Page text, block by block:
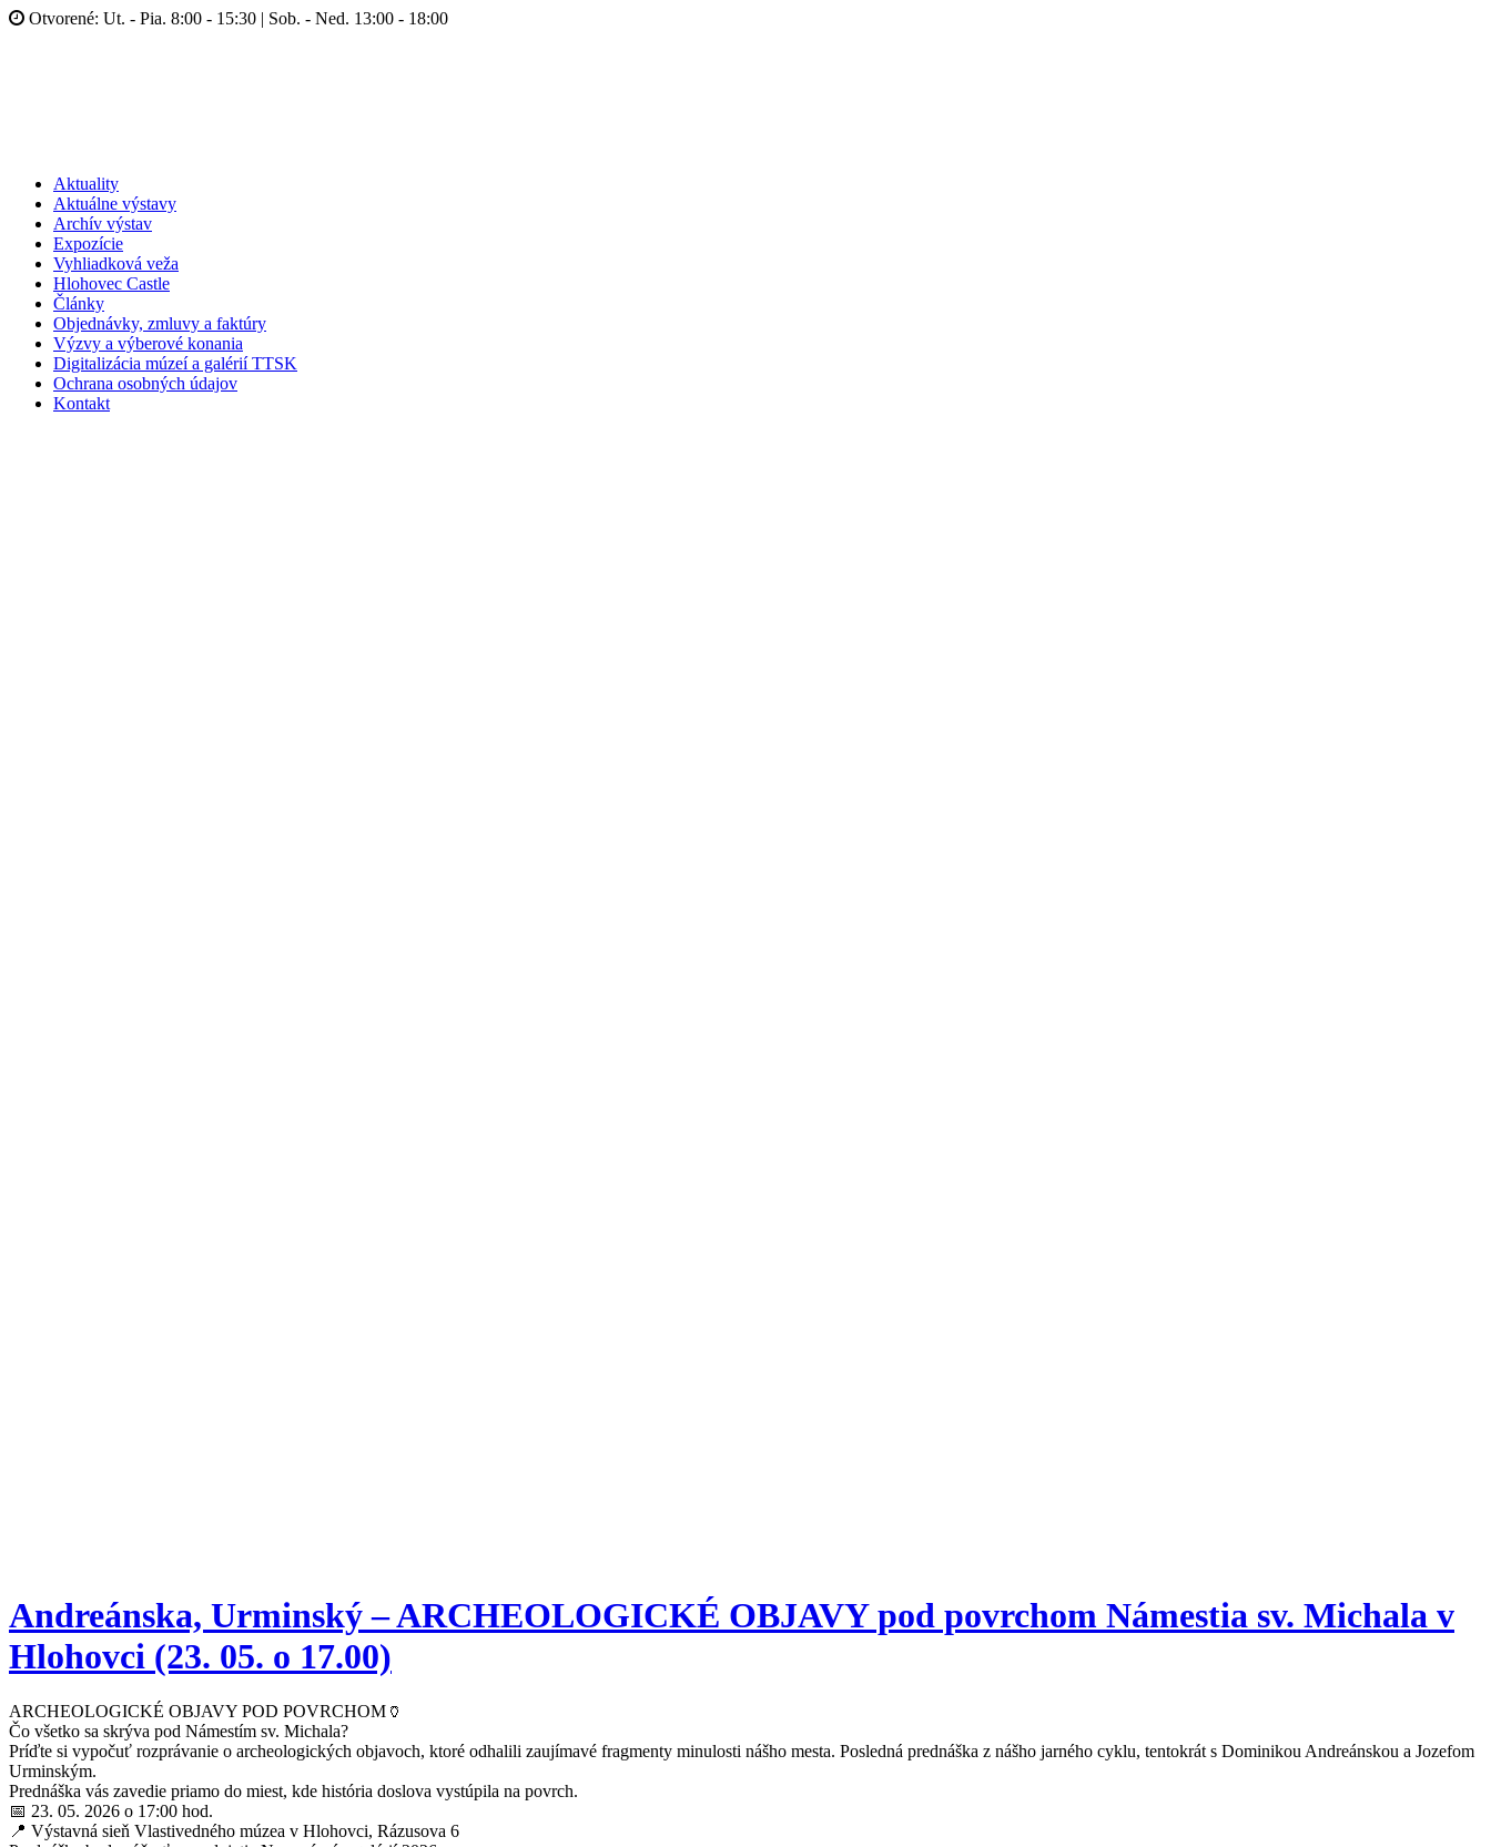
Otvorené: Ut. - Pia. 8:00 - 15:30 | Sob. - Ned. 13:00 - 18:00
Aktuality
Aktuálne výstavy
Archív výstav
Expozície
Vyhliadková veža
Hlohovec Castle
Články
Objednávky, zmluvy a faktúry
Výzvy a výberové konania
Digitalizácia múzeí a galérií TTSK
Ochrana osobných údajov
Kontakt
Andreánska, Urminský – ARCHEOLOGICKÉ OBJAVY pod povrchom Námestia sv. Michala v
Hlohovci (23. 05. o 17.00)
ARCHEOLOGICKÉ OBJAVY POD POVRCHOM🏺
Čo všetko sa skrýva pod Námestím sv. Michala?
Príďte si vypočuť rozprávanie o archeologických objavoch, ktoré odhalili zaujímavé fragmenty minulosti nášho mesta. Posledná prednáška z nášho jarného cyklu, tentokrát s Dominikou Andreánskou a Jozefom
Urminským.
Prednáška vás zavedie priamo do miest, kde história doslova vystúpila na povrch.
📅 23. 05. 2026 o 17:00 hod.
📍 Výstavná sieň Vlastivedného múzea v Hlohovci, Rázusova 6